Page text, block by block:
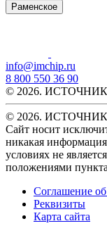
Раменское
info@imchip.ru
8 800 550 36 90
© 2026.
© 2026.
Сайт носит
никакая
условиях не
положениями
Соглашение
Реквизиты
Карта сайта